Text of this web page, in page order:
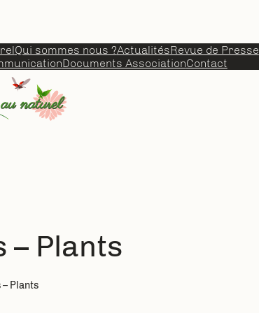
Qui sommes nous ?ActualitésRevue de Presse
Documents AssociationContact
– Plants
Plants